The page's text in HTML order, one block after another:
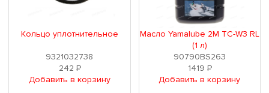
Кольцо уплотнительное
9321032738
242Р
Добавить в корзину
Масло Yamalube 2М TC-W3 RL
(1 л)
90790BS263
1419Р
Добавить в корзину